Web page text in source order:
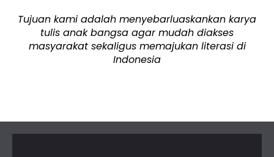
Tujuan kami adalah menyebarluaskankan karya
tulis anak bangsa agar mudah diakses
masyarakat sekaligus memajukan literasi di
Indonesia